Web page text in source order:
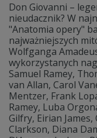
Don Giovanni –
nieudacznik? W
"Anatomia opery"
najważniejszych
Wolfganga
wykorzystanych
Samuel Ramey,
van Allan, Carol
Mentzer, Frank
Ramey, Luba
Gilfry, Eirian
Clarkson, Diana